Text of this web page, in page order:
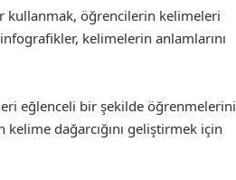
kullanmak, öğrencilerin kelimeleri
kelimelerin anlamlarını
eğlenceli bir şekilde öğrenmelerini
dağarcığını geliştirmek için